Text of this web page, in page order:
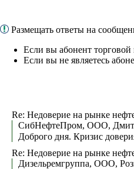
Размещать ответы на
Если вы абонент
Если вы не являетесь
Re: Недоверие на рынке
СибНефтеПром, ООО,
Доброго дня. Кризис
Re: Недоверие на рынке
Дизельремгруппа, ООО,